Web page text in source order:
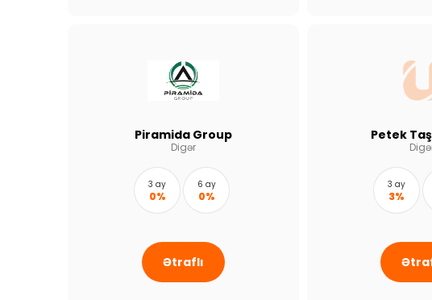
Piramida Group
Digər
3 ay
0%
6 ay
0%
Ətraflı
Petek
3 ay
3%